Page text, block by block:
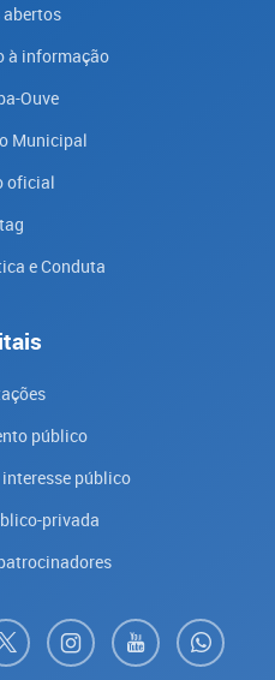
abertos
à informação
Ouve
Municipal
oficial
e Conduta
público
público
privada